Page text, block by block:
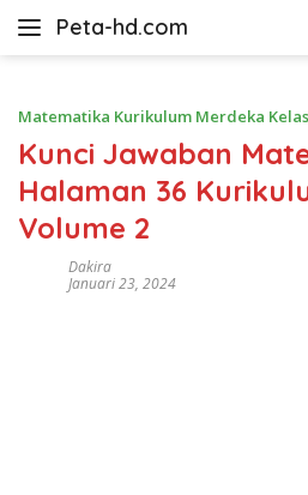
Peta-hd.com
Kumpulan
HD
Matematika Kurikulum Merdeka
Kunci Jawaban
Halaman 36
Volume 2
Dakira
Januari 23, 2024